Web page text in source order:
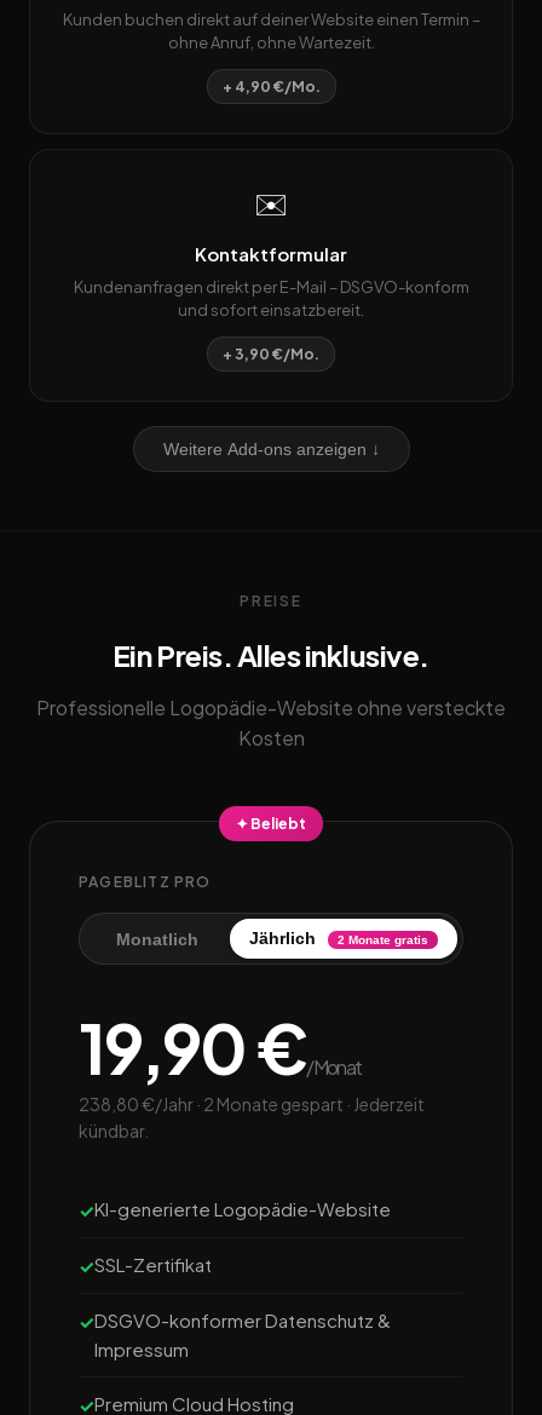
Kunden buchen direkt auf deiner Website einen Termin –
ohne Anruf, ohne Wartezeit.
+ 4,90 €/Mo.
✉️
Kontaktformular
Kundenanfragen direkt per E-Mail – DSGVO-konform
und sofort einsatzbereit.
+ 3,90 €/Mo.
Weitere Add-ons anzeigen ↓
PREISE
Ein Preis. Alles inklusive.
Professionelle Logopädie-Website ohne versteckte
Kosten
✦ Beliebt
PAGEBLITZ PRO
Monatlich Jährlich 2 Monate gratis
19,90 €/Monat
238,80 €/Jahr · 2 Monate gespart · Jederzeit
kündbar.
KI-generierte Logopädie-Website
SSL-Zertifikat
DSGVO-konformer Datenschutz &
Impressum
Premium Cloud Hosting